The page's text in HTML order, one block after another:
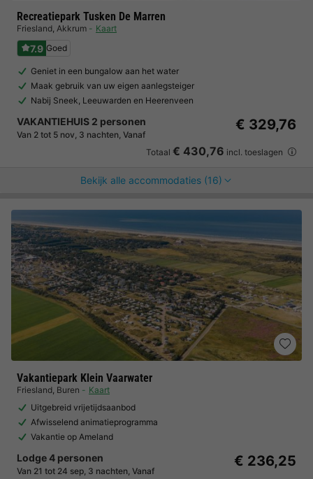
Recreatiepark Tusken De Marren
Friesland, Akkrum Kaart
7.9 Goed
Geniet in een bungalow aan het water
Maak gebruik van uw eigen aanlegsteiger
Nabij Sneek, Leeuwarden en Heerenveen
VAKANTIEHUIS 2 personen
Van 2 tot 5 nov, 3 nachten, Vanaf
€ 329,76
Totaal € 430,76 incl. toeslagen
Bekijk alle accommodaties (16)
Vakantiepark Klein Vaarwater
Friesland, Buren
Kaart
Uitgebreid vrijetijdsaanbod
Afwisselend animatieprogramma
Vakantie op Ameland
Lodge 4 personen
Van 21 tot 24 sep, 3 nachten, Vanaf
€ 236,25